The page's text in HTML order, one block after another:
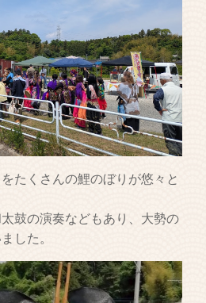
たくさんの鯉のぼりが悠々と
鼓の演奏などもあり、大勢の
した。